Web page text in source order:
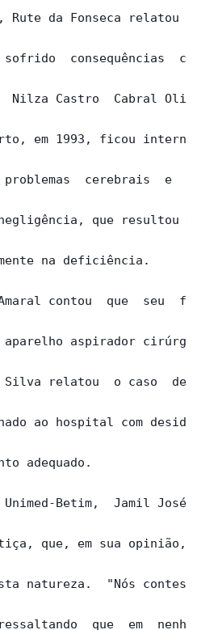
Rute da Fonseca relatou
consequências
Nilza Castro  Cabral
em 1993, ficou
cerebrais  e
que resultou
na deficiência.
contou  que  seu
aspirador
Silva relatou  o caso  de
ao hospital com
adequado.
Betim,  Jamil José
que, em sua
natureza.  "Nós
que  em